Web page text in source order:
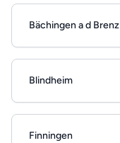
Bächingen a d Brenz
Blindheim
Finningen